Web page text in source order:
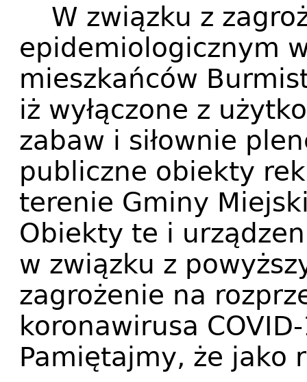
W związku z
epidemiologicznym
mieszkańców
iż wyłączone z
zabaw i siłownie
publiczne obiekty
terenie Gminy
Obiekty te i
w związku z
zagrożenie na
koronawirusa
Pamiętajmy, że jako